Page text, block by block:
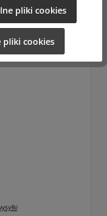
pliki cookies
pliki cookies